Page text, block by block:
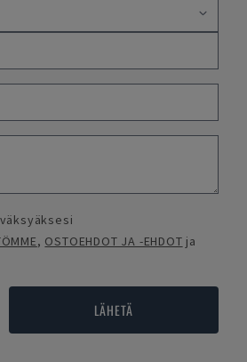
, OSTOEHDOT JA -EHDOT ja
LÄHETÄ